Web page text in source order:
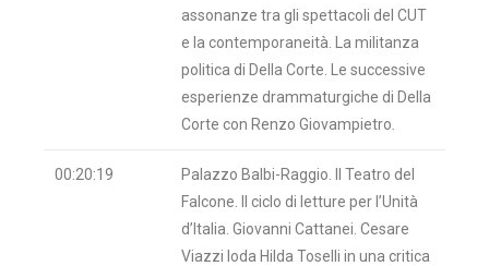
assonanze tra gli spettacoli del CUT
e la contemporaneità. La militanza
politica di Della Corte. Le successive
esperienze drammaturgiche di Della
Corte con Renzo Giovampietro
00:20:19
Palazzo Balbi-Raggio. Il Teatro del
Falcone. Il ciclo di letture per l’Unità
d’Italia. Giovanni Cattanei. Cesare
Viazzi loda Hilda Toselli in una critica